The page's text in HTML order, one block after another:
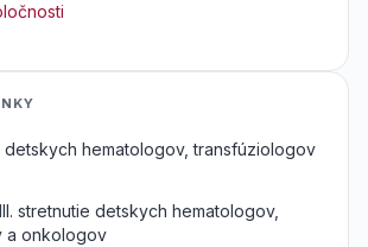
detskych hematologov, transfúziologov
stretnutie detskych hematologov,
a onkologov